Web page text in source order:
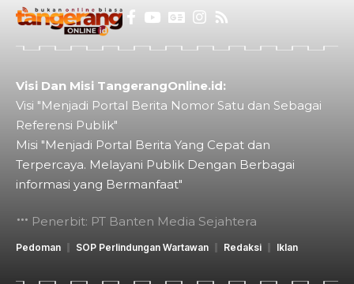
Visi Dan Misi TangerangOnline.id:
Visi "Menjadi Portal Berita Nomor Satu dan Sebagai
Referensi Publik"
Misi "Menjadi Portal Berita Yang Cepat dan
Terpercaya. Melayani Publik Dengan Berbagai
informasi yang Bermanfaat"
Penerbit: PT Banten Media Sejahtera
Pedoman SOP Perlindungan Wartawan Redaksi Iklan